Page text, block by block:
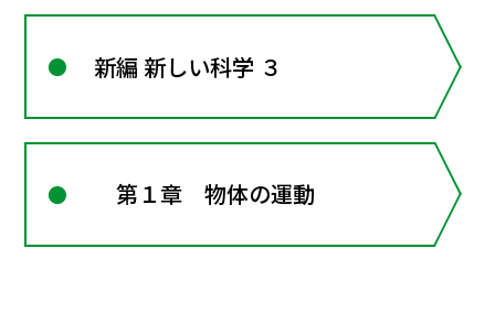
新編 新しい科学 ３
第１章 物体の運動